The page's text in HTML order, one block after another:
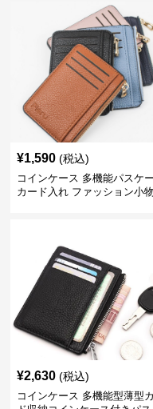
¥1,590 (税込)
コインケース 多機能パスケ
カード入れ ファッション小物
¥2,630 (税込)
コインケース 多機能型薄型